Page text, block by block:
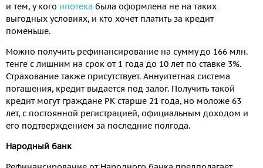
и тем, у кого ипотека была оформлена не на таких
выгодных условиях, и кто хочет платить за кредит
поменьше.
Можно получить рефинансирование на сумму до 166 млн.
тенге с лишним на срок от 1 года до 10 лет по ставке 3%.
Страхование также присутствует. Аннуитетная система
погашения, кредит выдается под залог. Получить такой
кредит могут граждане РК старше 21 года, но моложе 63
лет, с постоянной регистрацией, официальным доходом и
его подтверждением за последние полгода.
Народный банк